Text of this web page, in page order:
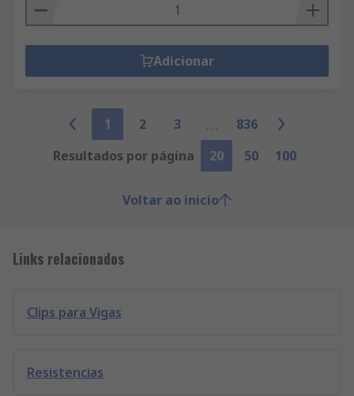
Adicionar
1 2 3
836
Resultados por página
20 50 100
Voltar ao inicio
Links relacionados
Clips para Vigas
Resistencias